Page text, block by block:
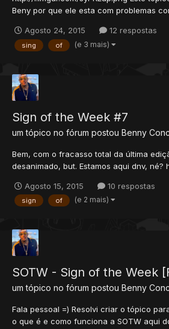
Beny por que ele esta com problemas
eu me ofereci, caso tenha algum erro
para concerto. Regras VOTEM PARA:
Agosto 24, 2015 12 respostas
sing of (e 3 mais)
Sign of the Week #7
um tópico no fórum postou Benny
Bem, com o fracasso total da última
desanimado, but. Estamos aqui dnv, né?
SERA DESCLASSIFICADO E ALERTADO! A
POSTADA NO TÓPICO DA EDIÇÃO ATUAL
Agosto 15, 2015 10 respostas
sign of (e 2 mais)
SOTW - Sign of the Week
um tópico no fórum postou Benny
Fala pessoal =) Resolvi criar o tópico
o que é e como funciona a SOTW aqui